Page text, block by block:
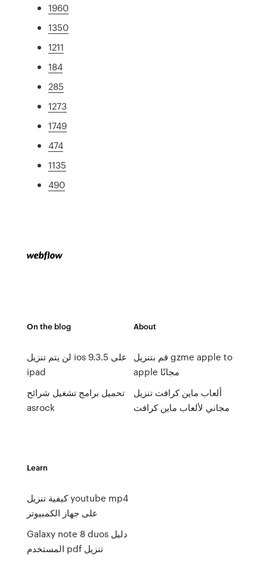
1960
1350
1211
184
285
1273
1749
474
1135
490
On the blog
لن يتم تنزيل ios 9.3.5 على
ipad
تحميل برامج تشغيل شرائح
asrock
About
قم بتنزيل gzme apple to
apple مجانًا
ألعاب ماين كرافت تنزيل
مجاني لألعاب ماين كرافت
Learn
كيفية تنزيل youtube mp4
على جهاز الكمبيوتر
Galaxy note 8 duos دليل
المستخدم pdf تنزيل